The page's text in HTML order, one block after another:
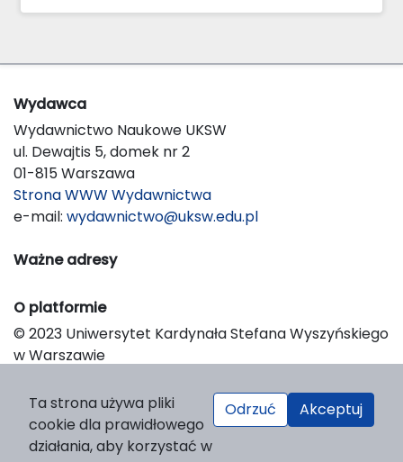
Wydawca
Wydawnictwo Naukowe UKSW
ul. Dewajtis 5, domek nr 2
01-815 Warszawa
Strona WWW Wydawnictwa
e-mail: wydawnictwo@uksw.edu.pl
Ważne adresy
O platformie
© 2023 Uniwersytet Kardynała Stefana Wyszyńskiego
w Warszawie
Platform & Workflow by OJS/PKP
Ta strona używa pliki
cookie dla prawidłowego
działania, aby korzystać w
Odrzuć Akceptuj